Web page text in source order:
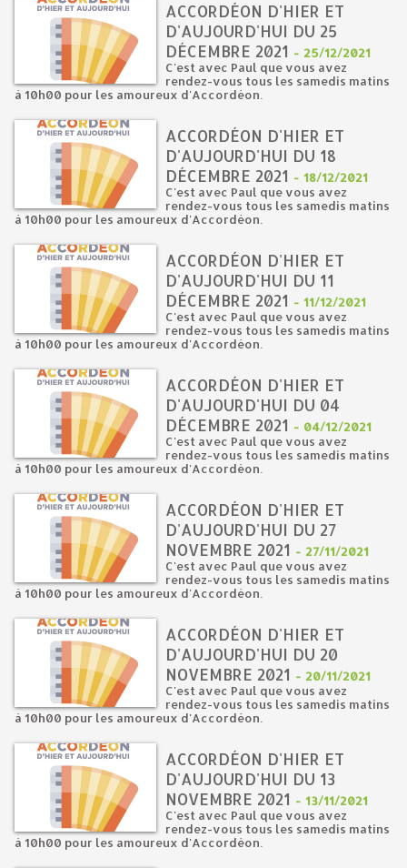
ACCORDÉON D'HIER ET
D'AUJOURD'HUI DU 25
DÉCEMBRE 2021 - 25/12/2021
C'est avec Paul que vous avez
rendez-vous tous les samedis matins
à 10h00 pour les amoureux d'Accordéon.
ACCORDÉON D'HIER ET
D'AUJOURD'HUI DU 18
DÉCEMBRE 2021 - 18/12/2021
C'est avec Paul que vous avez
rendez-vous tous les samedis matins
à 10h00 pour les amoureux d'Accordéon.
ACCORDÉON D'HIER ET
D'AUJOURD'HUI DU 11
DÉCEMBRE 2021 - 11/12/2021
C'est avec Paul que vous avez
rendez-vous tous les samedis matins
à 10h00 pour les amoureux d'Accordéon.
ACCORDÉON D'HIER ET
D'AUJOURD'HUI DU 04
DÉCEMBRE 2021 - 04/12/2021
C'est avec Paul que vous avez
rendez-vous tous les samedis matins
à 10h00 pour les amoureux d'Accordéon.
ACCORDÉON D'HIER ET
D'AUJOURD'HUI DU 27
NOVEMBRE 2021 - 27/11/2021
C'est avec Paul que vous avez
rendez-vous tous les samedis matins
à 10h00 pour les amoureux d'Accordéon.
ACCORDÉON D'HIER ET
D'AUJOURD'HUI DU 20
NOVEMBRE 2021 - 20/11/2021
C'est avec Paul que vous avez
rendez-vous tous les samedis matins
à 10h00 pour les amoureux d'Accordéon.
ACCORDÉON D'HIER ET
D'AUJOURD'HUI DU 13
NOVEMBRE 2021 - 13/11/2021
C'est avec Paul que vous avez
rendez-vous tous les samedis matins
à 10h00 pour les amoureux d'Accordéon.